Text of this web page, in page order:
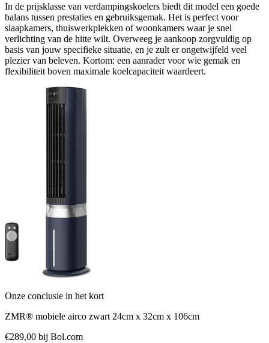
In de prijsklasse van verdampingskoelers biedt dit model een goede
balans tussen prestaties en gebruiksgemak. Het is perfect voor
slaapkamers, thuiswerkplekken of woonkamers waar je snel
verlichting van de hitte wilt. Overweeg je aankoop zorgvuldig op
basis van jouw specifieke situatie, en je zult er ongetwijfeld veel
plezier van beleven. Kortom: een aanrader voor wie gemak en
flexibiliteit boven maximale koelcapaciteit waardeert.
Onze conclusie in het kort
ZMR® mobiele airco zwart 24cm x 32cm x 106cm
€289,00 bij Bol.com